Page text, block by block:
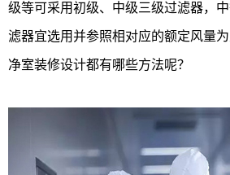
级等可采用初级、中级三级过滤器，
滤器宜选用并参照相对应的额定风量
净室装修设计都有哪些方法呢？